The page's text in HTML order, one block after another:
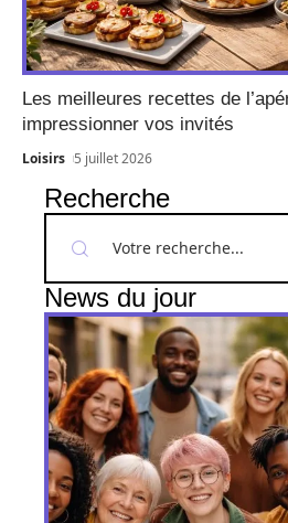
Les meilleures recettes de
impressionner vos invités
Loisirs 5 juillet 2026
Recherche
News du jour